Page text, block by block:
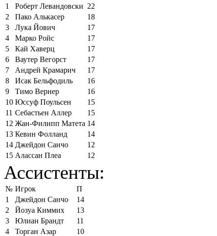
1
Роберт Левандовски 22
2
Пако Алькасер
18
3
Лука Йович
17
4
Марко Ройс
17
5
Кай Хаверц
17
6
Ваутер Вегорст
17
7
Андрей Крамарич
17
8
Исак Бельфодиль
16
9
Тимо Вернер
16
10 Юссуф Поульсен
15
11 Себастьен Аллер
15
12 Жан-Филипп Матета 14
13 Кевин Фолланд
14
14 Джейдон Санчо
12
15 Алассан Плеа 12
Ассистенты:
№ Игрок
П
1
Джейдон Санчо
14
2
Йозуа Киммих
13
3
Юлиан Брандт
11
4
Торган Азар
10